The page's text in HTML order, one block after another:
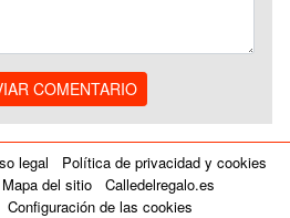
COMENTARIO
legal
Política de privacidad y cookies
Mapa del sitio
Calledelregalo.es
Configuración de las cookies